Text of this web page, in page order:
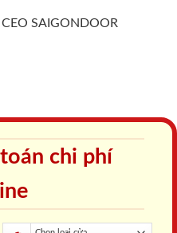
CEO SAIGONDOOR
chi phí